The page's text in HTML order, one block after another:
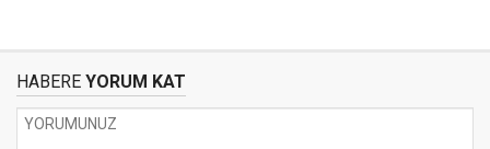
HABERE YORUM KAT